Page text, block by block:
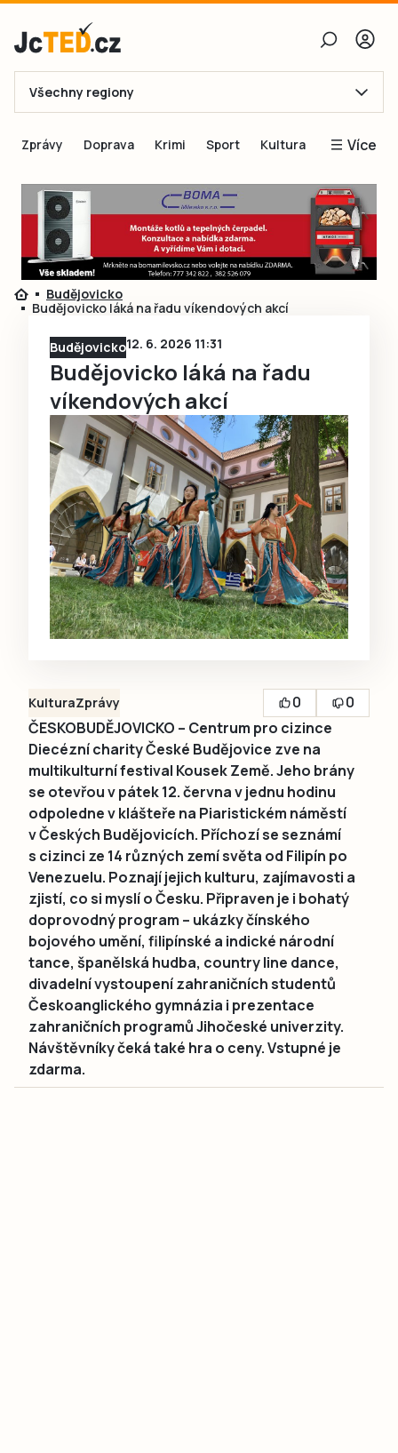
E-mail
Obnovit heslo
Přihlásit se
Přihlásit se přes Facebook
Ještě nemám účet, chci se
Všechny regiony
Zprávy Doprava Krimi Sport Kultura Více
Blogy
Inspirace
Čtenáři píší
Speciální přílohy
Budějovicko
Budějovicko láká na řadu víkendových akcí
Budějovicko12. 6. 2026 11:31
Budějovicko láká na řadu
víkendových akcí
KulturaZprávy 0
0
ČESKOBUDĚJOVICKO – Centrum pro cizince
Diecézní charity České Budějovice zve na
multikulturní festival Kousek Země. Jeho brány
se otevřou v pátek 12. června v jednu hodinu
odpoledne v klášteře na Piaristickém náměstí
v Českých Budějovicích. Příchozí se seznámí
s cizinci ze 14 různých zemí světa od Filipín po
Venezuelu. Poznají jejich kulturu, zajímavosti a
zjistí, co si myslí o Česku. Připraven je i bohatý
doprovodný program – ukázky čínského
bojového umění, filipínské a indické národní
tance, španělská hudba, country line dance,
divadelní vystoupení zahraničních studentů
Českoanglického gymnázia i prezentace
zahraničních programů Jihočeské univerzity.
Návštěvníky čeká také hra o ceny. Vstupné je
zdarma.